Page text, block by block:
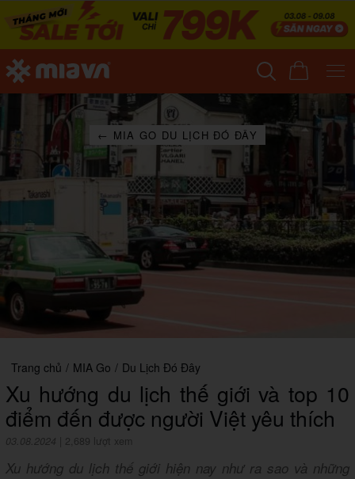
← MIA GO DU LỊCH ĐÓ ĐÂY
Trang chủ / MIA Go / Du Lịch Đó Đây
Xu hướng du lịch thế giới và top 10
điểm đến được người Việt yêu thích
03.08.2024 2,689 lượt xem
Xu hướng du lịch thế giới hiện nay như ra sao và những